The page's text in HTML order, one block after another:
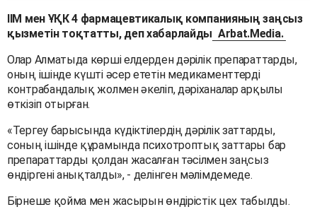
ІІМ мен ҰҚК 4 фармацевтикалық компанияның заңсыз
қызметін тоқтатты, деп хабарлайды Arbat.Media.
Олар Алматыда көрші елдерден дәрілік препараттарды,
оның ішінде күшті әсер ететін медикаменттерді
контрабандалық жолмен әкеліп, дәріханалар арқылы
өткізіп отырған.
«Тергеу барысында күдіктілердің дәрілік заттарды,
соның ішінде құрамында психотроптық заттары бар
препараттарды қолдан жасалған тәсілмен заңсыз
өндіргені анықталды», - делінген мәлімдемеде.
Бірнеше қойма мен жасырын өндірістік цех табылды.